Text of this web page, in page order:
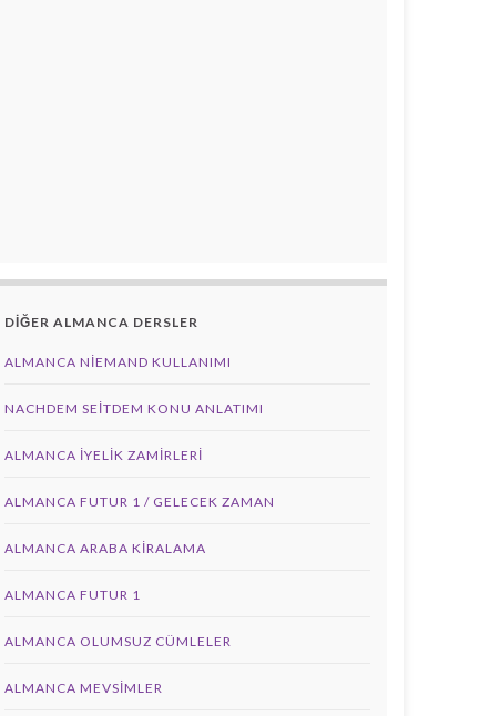
DİĞER ALMANCA DERSLER
ALMANCA NIEMAND KULLANIMI
NACHDEM SEITDEM KONU ANLATIMI
ALMANCA İYELIK ZAMIRLERI
ALMANCA FUTUR 1 / GELECEK ZAMAN
ALMANCA ARABA KIRALAMA
ALMANCA FUTUR 1
ALMANCA OLUMSUZ CÜMLELER
ALMANCA MEVSIMLER